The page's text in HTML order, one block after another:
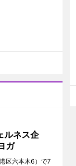
ルネス企
ガ
区六本木6）で7